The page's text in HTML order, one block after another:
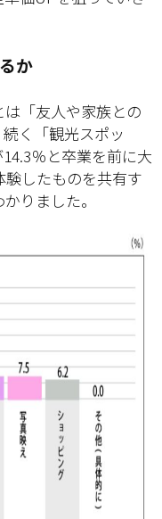
か
「友人や家族との
く「観光スポッ
％と卒業を前に大
したものを共有す
りました。